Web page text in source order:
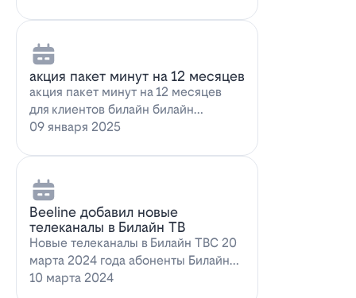
акция пакет минут на 12 месяцев
акция пакет минут на 12 месяцев
для клиентов билайн билайн
запускает новое выгодное
09 января 2025
Beeline добавил новые
телеканалы в Билайн ТВ
Новые телеканалы в Билайн ТВС 20
марта 2024 года абоненты Билайн
ТВ получат возможность
10 марта 2024